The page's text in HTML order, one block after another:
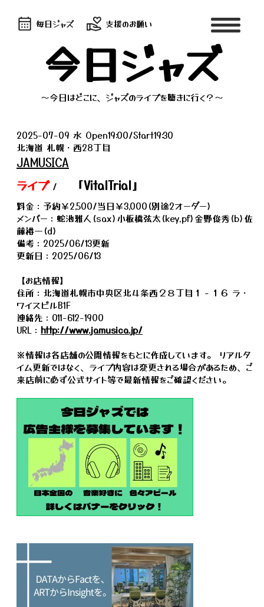
毎日ジャズ 支援のお願い
今日ジャズ
～今日はどこに、ジャズのライブを聴きに行く？～
2025-07-09 水 Open19:00/Start19:30
北海道 札幌・西28丁目
JAMUSICA
ライブ/ 「VitalTrial」
料金：予約￥2,500/当日￥3,000(別途2オーダー)
メンバー：蛇池雅人(sax)小板橋弦太(key,pf)金野俊秀(b)佐
藤裕一(d)
備考：2025/06/13更新
更新日：2025/06/13
【お店情報】
住所：北海道札幌市中央区北４条西２８丁目１－１６ ラ・
ワイスビルB1F
連絡先：011-612-1900
URL： http://www.jamusica.jp/
※情報は各店舗の公開情報をもとに作成しています。 リアルタ
イム更新ではなく、ライブ内容は変更される場合があるため、ご
来店前に必ず公式サイト等で最新情報をご確認ください。